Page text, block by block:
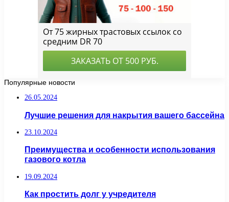
Популярные новости
26.05.2024
Лучшие решения для накрытия вашего бассейна
23.10.2024
Преимущества и особенности использования
газового котла
19.09.2024
Как простить долг у учредителя